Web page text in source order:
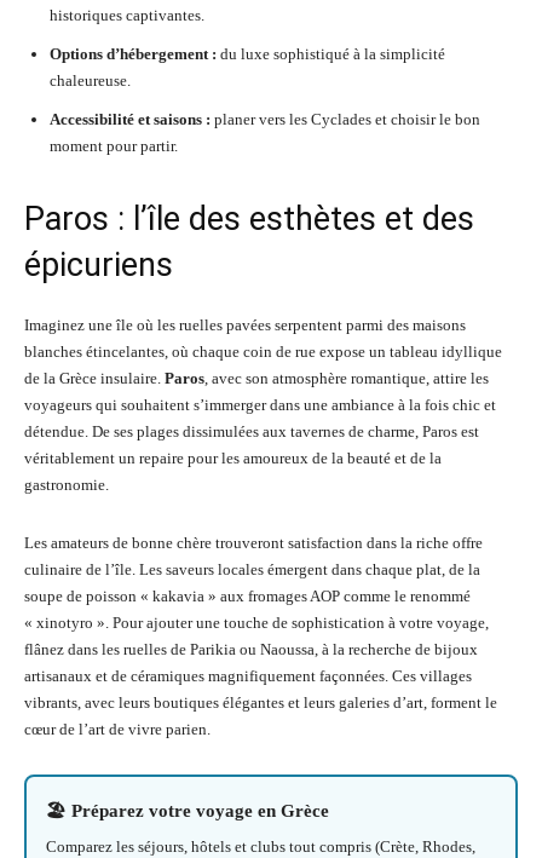
historiques captivantes.
Options d’hébergement : du luxe sophistiqué à la simplicité
chaleureuse.
Accessibilité et saisons : planer vers les Cyclades et choisir le bon
moment pour partir.
Paros : l’île des esthètes et des
épicuriens
Imaginez une île où les ruelles pavées serpentent parmi des maisons
blanches étincelantes, où chaque coin de rue expose un tableau idyllique
de la Grèce insulaire. Paros, avec son atmosphère romantique, attire les
voyageurs qui souhaitent s’immerger dans une ambiance à la fois chic et
détendue. De ses plages dissimulées aux tavernes de charme, Paros est
véritablement un repaire pour les amoureux de la beauté et de la
gastronomie.
Les amateurs de bonne chère trouveront satisfaction dans la riche offre
culinaire de l’île. Les saveurs locales émergent dans chaque plat, de la
soupe de poisson « kakavia » aux fromages AOP comme le renommé
« xinotyro ». Pour ajouter une touche de sophistication à votre voyage,
flânez dans les ruelles de Parikia ou Naoussa, à la recherche de bijoux
artisanaux et de céramiques magnifiquement façonnées. Ces villages
vibrants, avec leurs boutiques élégantes et leurs galeries d’art, forment le
cœur de l’art de vivre parien.
🏖️ Préparez votre voyage en Grèce
Comparez les séjours, hôtels et clubs tout compris (Crète, Rhodes,